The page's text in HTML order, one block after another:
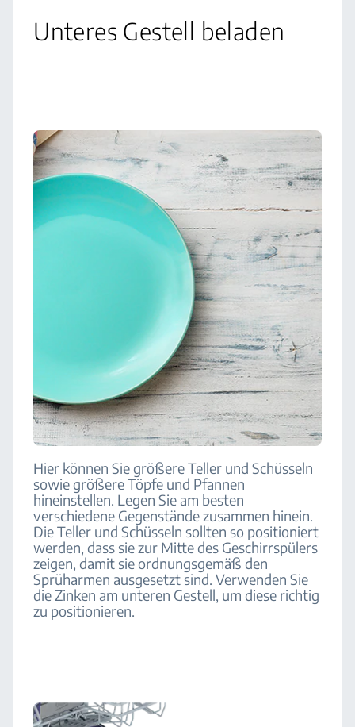
Unteres Gestell beladen
Hier können Sie größere Teller und Schüsseln
sowie größere Töpfe und Pfannen
hineinstellen. Legen Sie am besten
verschiedene Gegenstände zusammen hinein.
Die Teller und Schüsseln sollten so positioniert
werden, dass sie zur Mitte des Geschirrspülers
zeigen, damit sie ordnungsgemäß den
Sprüharmen ausgesetzt sind. Verwenden Sie
die Zinken am unteren Gestell, um diese richtig
zu positionieren.